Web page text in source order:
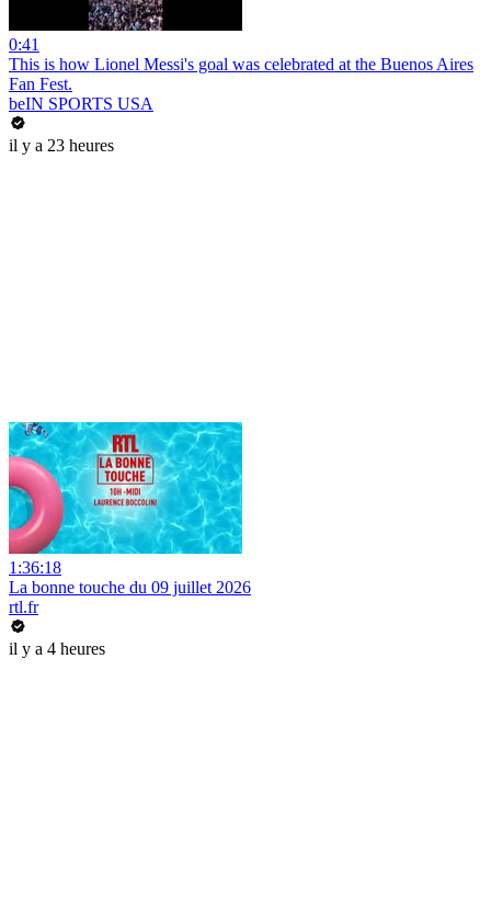
0:41
This is how Lionel Messi's goal was celebrated at the Buenos Aires
Fan Fest.
beIN SPORTS USA
il y a 23 heures
1:36:18
La bonne touche du 09 juillet 2026
rtl.fr
il y a 4 heures